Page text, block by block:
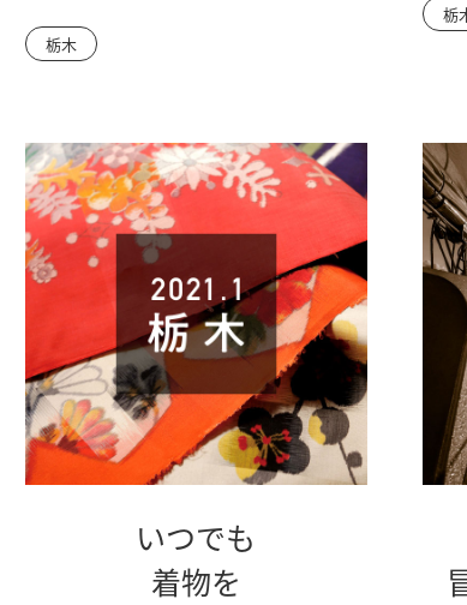
栃木
栃
いつでも
着物を